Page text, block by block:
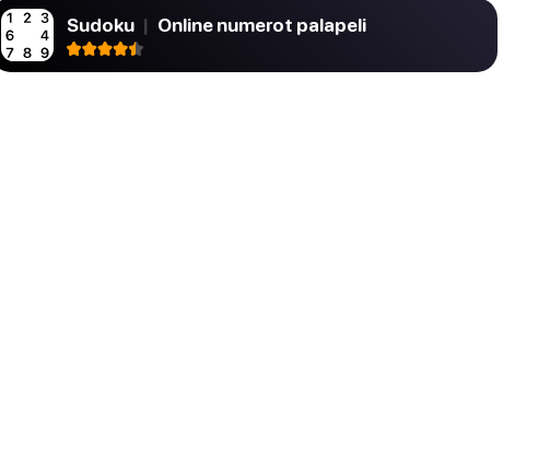
Sudoku | Online numerot palapeli